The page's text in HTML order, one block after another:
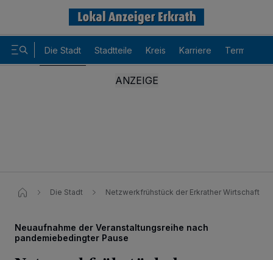
Die Stadt Stadtteile Kreis Karriere Termine
Die Stadt Netzwerkfrühstück der Erkrather Wirtschaft
Neuaufnahme der Veranstaltungsreihe nach
pandemiebedingter Pause